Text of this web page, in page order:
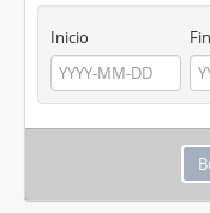
Inicio Fin